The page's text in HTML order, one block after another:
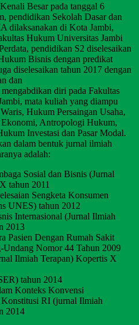
Besar pada tanggal 6
pendidikan Sekolah Dasar dan
dilaksanakan di Kota Jambi,
Hukum Universitas Jambi
pendidikan S2 diselesaikan
Bisnis dengan predikat
diselesaikan tahun 2017 dengan
dan
diri pada Fakultas
mata kuliah yang diampu
Hukum Persaingan Usaha,
Antropologi Hukum,
Investasi dan Pasar Modal.
dalam bentuk jurnal ilmiah
adalah:
Sosial dan Bisnis (Jurnal
tahun 2011
Sengketa Konsumen
UNES) tahun 2012
Internasional (Jurnal Ilmiah
2013
Pasien Dengan Rumah Sakit
Nomor 44 Tahun 2009
Ilmiah Terapan) Kopertis X
tahun 2014
Konteks Konvensi
RI (jurnal Ilmiah
2014